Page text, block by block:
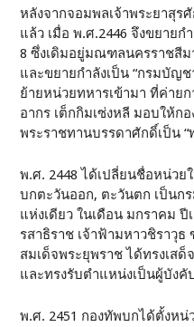
หลังจากจอมพลเจ้าพระยาสุร
แล้ว เมื่อ พ.ศ.2446 จึงขยาย
8 ซึ่งเดิมอยู่มณฑลนครราชสี
และขยายกำลังเป็น “กรมบัญ
ย้ายหน่วยทหารเข้ามา ที่ค่าย
อากร เต็กกิมเซ่งหลี มอบให้ก
พระราชทานบรรดาศักดิ์เป็น
พ.ศ. 2448 ได้เปลี่ยนชื่อหน่ว
บกตะวันออก, ตะวันตก เป็นก
แห่งเดียว ในเดือน มกราคม ปี
รสาธิราช เจ้าฟ้ามหาวชิราวุ
สมเด็จพระยุพราช ได้ทรงเสด็
และทรงรับตำแหน่งเป็นผู้บังคั
พ.ศ. 2451 กองทัพบกได้ตั้งห